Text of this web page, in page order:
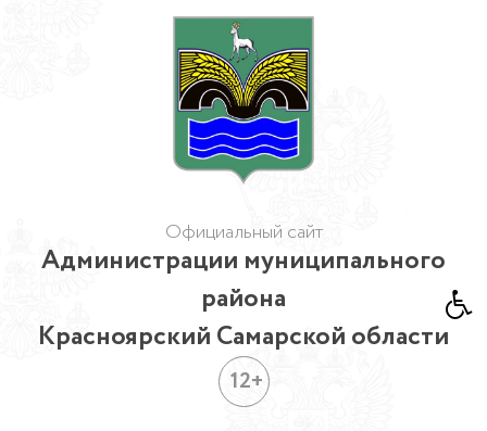
Официальный сайт
Администрации муниципального
района
Красноярский Самарской области
12+